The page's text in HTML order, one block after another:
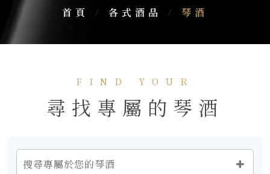
首頁 / 各式酒品 / 琴酒
FIND YOUR
尋找專屬的琴酒
搜尋專屬於您的琴酒